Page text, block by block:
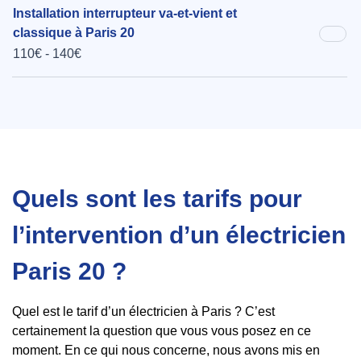
Installation interrupteur va-et-vient et
classique à Paris 20
110€ - 140€
Quels sont les tarifs pour
l’intervention d’un électricien
Paris 20 ?
Quel est le tarif d’un électricien à Paris ? C’est
certainement la question que vous vous posez en ce
moment. En ce qui nous concerne, nous avons mis en